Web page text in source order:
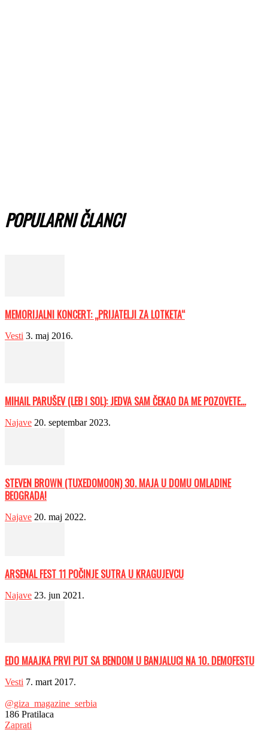
POPULARNI ČLANCI
MEMORIJALNI KONCERT: „PRIJATELJI ZA LOTKETA“
Vesti 3. maj 2016.
MIHAIL PARUŠEV (LEB I SOL): JEDVA SAM ČEKAO DA ME POZOVETE...
Najave 20. septembar 2023.
STEVEN BROWN (TUXEDOMOON) 30. MAJA U DOMU OMLADINE
BEOGRADA!
Najave 20. maj 2022.
ARSENAL FEST 11 POČINJE SUTRA U KRAGUJEVCU
Najave 23. jun 2021.
EDO MAAJKA PRVI PUT SA BENDOM U BANJALUCI NA 10. DEMOFESTU
Vesti 7. mart 2017.
@giza_magazine_serbia
186 Pratilaca
Zaprati